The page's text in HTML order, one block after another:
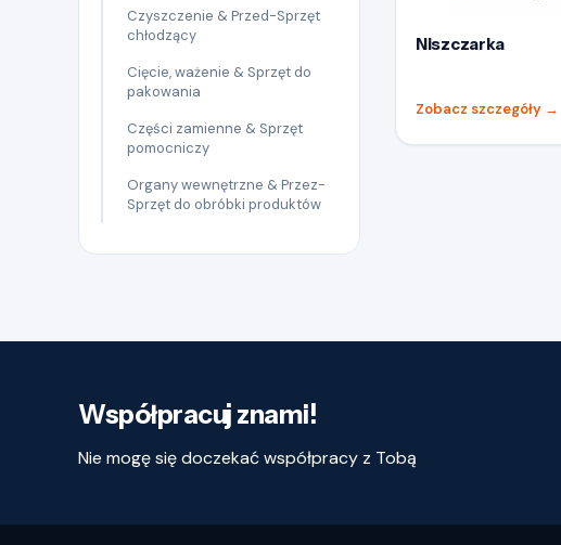
Czyszczenie & Przed-Sprzęt
chłodzący
Cięcie, ważenie & Sprzęt do
pakowania
Części zamienne & Sprzęt
pomocniczy
Organy wewnętrzne & Przez-
Sprzęt do obróbki produktów
Niszczarka
Zobacz szczegóły →
Współpracuj znami!
Nie mogę się doczekać współpracy z Tobą